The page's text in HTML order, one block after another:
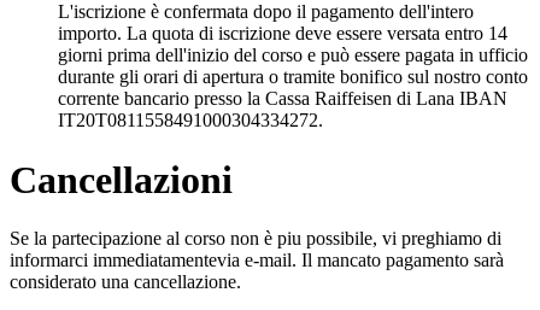
L'iscrizione è confermata dopo il pagamento dell'intero
importo. La quota di iscrizione deve essere versata entro 14
giorni prima dell'inizio del corso e può essere pagata in ufficio
durante gli orari di apertura o tramite bonifico sul nostro conto
corrente bancario presso la Cassa Raiffeisen di Lana IBAN
IT20T0811558491000304334272.
Cancellazioni
Se la partecipazione al corso non è piu possibile, vi preghiamo di
informarci immediatamentevia e-mail. Il mancato pagamento sarà
considerato una cancellazione.